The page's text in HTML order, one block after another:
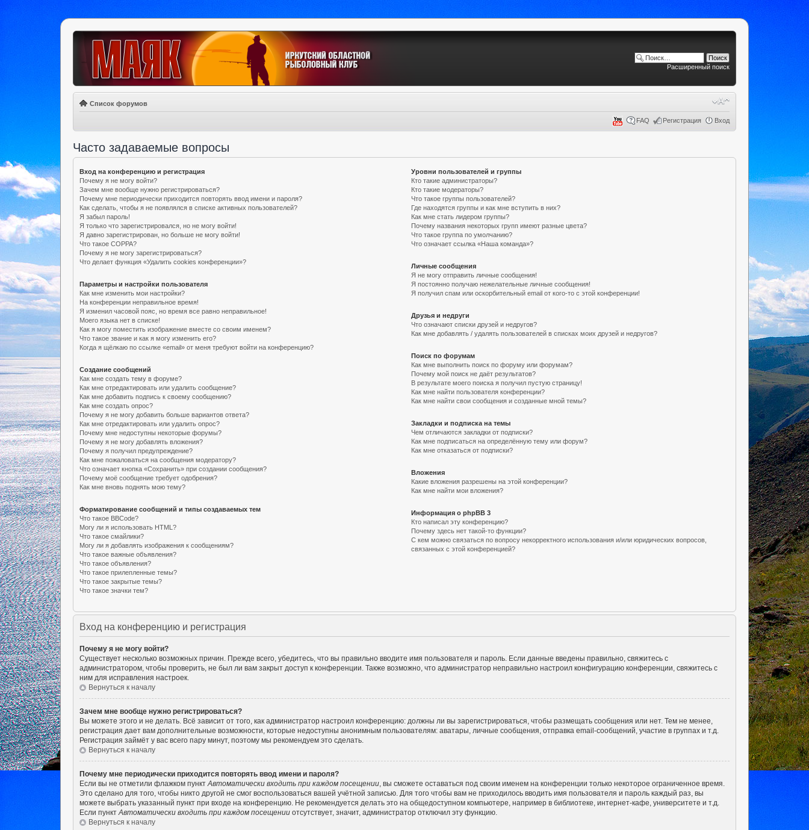
Расширенный поиск
Список форумов
FAQ Регистрация Вход
Часто задаваемые вопросы
Вход на конференцию и регистрация
Почему я не могу войти?
Зачем мне вообще нужно регистрироваться?
Почему мне периодически приходится повторять ввод имени и пароля?
Как сделать, чтобы я не появлялся в списке активных пользователей?
Я забыл пароль!
Я только что зарегистрировался, но не могу войти!
Я давно зарегистрирован, но больше не могу войти!
Что такое COPPA?
Почему я не могу зарегистрироваться?
Что делает функция «Удалить cookies конференции»?
Параметры и настройки пользователя
Как мне изменить мои настройки?
На конференции неправильное время!
Я изменил часовой пояс, но время все равно неправильное!
Моего языка нет в списке!
Как я могу поместить изображение вместе со своим именем?
Что такое звание и как я могу изменить его?
Когда я щёлкаю по ссылке «email» от меня требуют войти на конференцию?
Создание сообщений
Как мне создать тему в форуме?
Как мне отредактировать или удалить сообщение?
Как мне добавить подпись к своему сообщению?
Как мне создать опрос?
Почему я не могу добавить больше вариантов ответа?
Как мне отредактировать или удалить опрос?
Почему мне недоступны некоторые форумы?
Почему я не могу добавлять вложения?
Почему я получил предупреждение?
Как мне пожаловаться на сообщения модератору?
Что означает кнопка «Сохранить» при создании сообщения?
Почему моё сообщение требует одобрения?
Как мне вновь поднять мою тему?
Форматирование сообщений и типы создаваемых тем
Что такое BBCode?
Могу ли я использовать HTML?
Что такое смайлики?
Могу ли я добавлять изображения к сообщениям?
Что такое важные объявления?
Что такое объявления?
Что такое прилепленные темы?
Что такое закрытые темы?
Что такое значки тем?
Уровни пользователей и группы
Кто такие администраторы?
Кто такие модераторы?
Что такое группы пользователей?
Где находятся группы и как мне вступить в них?
Как мне стать лидером группы?
Почему названия некоторых групп имеют разные цвета?
Что такое группа по умолчанию?
Что означает ссылка «Наша команда»?
Личные сообщения
Я не могу отправить личные сообщения!
Я постоянно получаю нежелательные личные сообщения!
Я получил спам или оскорбительный email от кого-то с этой конференции!
Друзья и недруги
Что означают списки друзей и недругов?
Как мне добавлять / удалять пользователей в списках моих друзей и недругов?
Поиск по форумам
Как мне выполнить поиск по форуму или форумам?
Почему мой поиск не даёт результатов?
В результате моего поиска я получил пустую страницу!
Как мне найти пользователя конференции?
Как мне найти свои сообщения и созданные мной темы?
Закладки и подписка на темы
Чем отличаются закладки от подписки?
Как мне подписаться на определённую тему или форум?
Как мне отказаться от подписки?
Вложения
Какие вложения разрешены на этой конференции?
Как мне найти мои вложения?
Информация о phpBB 3
Кто написал эту конференцию?
Почему здесь нет такой-то функции?
С кем можно связаться по вопросу некорректного использования и/или юридических вопросов,
связанных с этой конференцией?
Вход на конференцию и регистрация
Почему я не могу войти?
Существует несколько возможных причин. Прежде всего, убедитесь, что вы правильно вводите имя пользователя и пароль. Если данные введены правильно, свяжитесь с
администратором, чтобы проверить, не был ли вам закрыт доступ к конференции. Также возможно, что администратор неправильно настроил конфигурацию конференции, свяжитесь с
ним для исправления настроек.
Вернуться к началу
Зачем мне вообще нужно регистрироваться?
Вы можете этого и не делать. Всё зависит от того, как администратор настроил конференцию: должны ли вы зарегистрироваться, чтобы размещать сообщения или нет. Тем не менее,
регистрация дает вам дополнительные возможности, которые недоступны анонимным пользователям: аватары, личные сообщения, отправка email-сообщений, участие в группах и т.д.
Регистрация займёт у вас всего пару минут, поэтому мы рекомендуем это сделать.
Вернуться к началу
Почему мне периодически приходится повторять ввод имени и пароля?
Если вы не отметили флажком пунктАвтоматически входить при каждом посещении, вы сможете оставаться под своим именем на конференции только некоторое ограниченное время.
Это сделано для того, чтобы никто другой не смог воспользоваться вашей учётной записью. Для того чтобы вам не приходилось вводить имя пользователя и пароль каждый раз, вы
можете выбрать указанный пункт при входе на конференцию. Не рекомендуется делать это на общедоступном компьютере, например в библиотеке, интернет-кафе, университете и т.д.
Если пунктАвтоматически входить при каждом посещении отсутствует, значит, администратор отключил эту функцию.
Вернуться к началу